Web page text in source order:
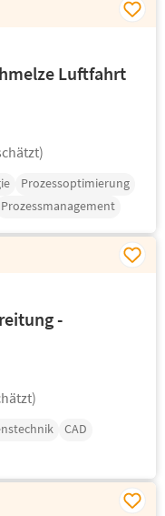
Luftfahrt
Prozessoptimierung
Prozessmanagement
-
CAD